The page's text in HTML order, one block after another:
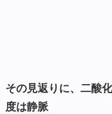
その見返りに、二酸
度は静脈